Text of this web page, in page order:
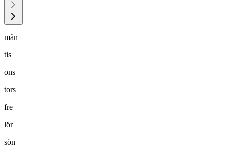
mån
tis
ons
tors
fre
lör
sön